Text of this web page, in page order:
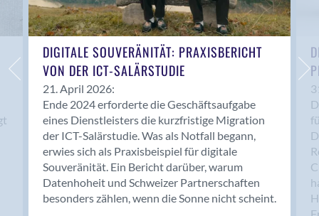
Balsthal
Balzers
Basel
Bassersdorf
Belp
Bendern
Benken (SG)
Bergdietikon
Berlin
Bern
Bern - Liebefeld
DIGITALE SOUVERÄNITÄT: PRAXISBERICHT
VON DER ICT-SALÄRSTUDIE
21. April 2026:
Ende 2024 erforderte die Geschäftsaufgabe
eines Dienstleisters die kurzfristige Migration
der ICT-Salärstudie. Was als Notfall begann,
erwies sich als Praxisbeispiel für digitale
Souveränität. Ein Bericht darüber, warum
Datenhoheit und Schweizer Partnerschaften
besonders zählen, wenn die Sonne nicht scheint.